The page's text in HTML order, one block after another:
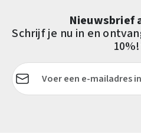
Nieuwsbrief
Schrijf je nu in en
E-mailadres*